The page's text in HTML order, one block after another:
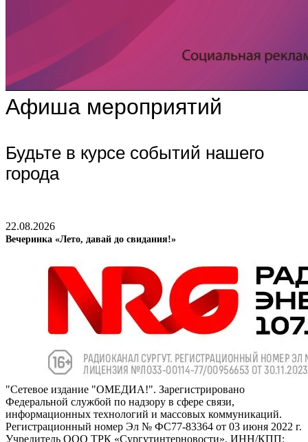
Афиша мероприятий
Будьте в курсе событий нашего
города
22.08.2026
Вечеринка «Лето, давай до свидания!»
"Сетевое издание "ОМЕДИА!". Зарегистрировано
Федеральной службой по надзору в сфере связи,
информационных технологий и массовых коммуникаций.
Регистрационный номер Эл № ФС77-83364 от 03 июня 2022 г.
Учредитель ООО ТРК «Сургутинтерновости». ИНН/КПП: